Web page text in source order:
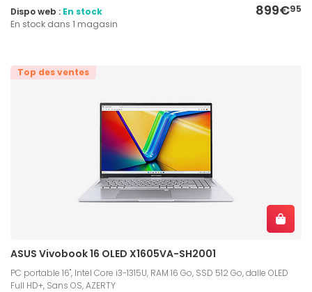
899€95
Dispo web : En stock
En stock dans 1 magasin
Top des ventes
ASUS Vivobook 16 OLED X1605VA-SH2001
PC portable 16", Intel Core i3-1315U, RAM 16 Go, SSD 512 Go, dalle OLED
Full HD+, Sans OS, AZERTY